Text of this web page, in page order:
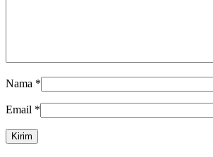
Nama *
Email *